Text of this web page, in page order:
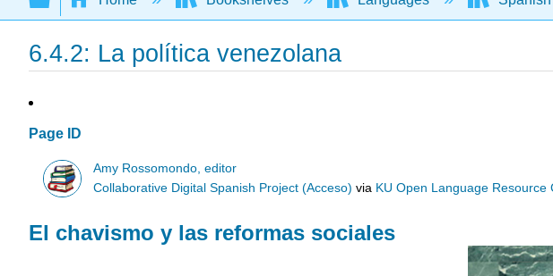
6.4.2: La política venezolana
Page ID
Amy Rossomondo, editor
Collaborative Digital Spanish Project (Acceso) via KU Open Language Resource
El chavismo y las reformas sociales